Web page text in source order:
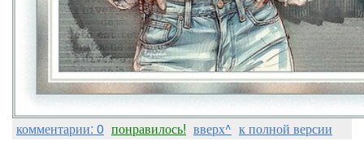
комментарии: 0 понравилось! вверх^ к полной версии